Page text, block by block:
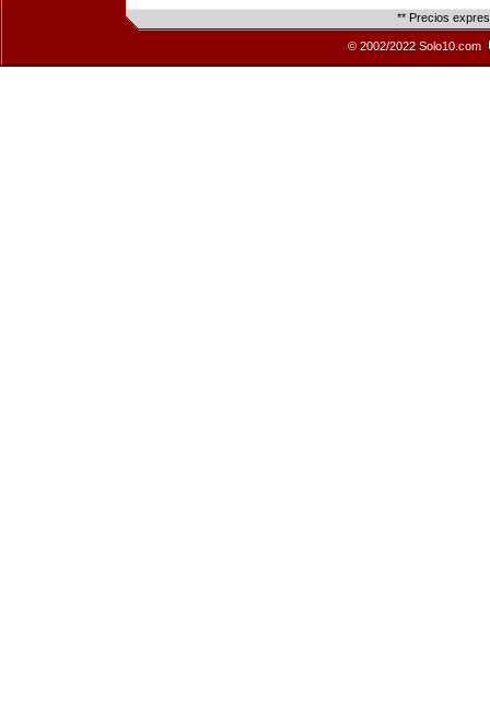
** Precios
© 2002/2022 Solo10.com